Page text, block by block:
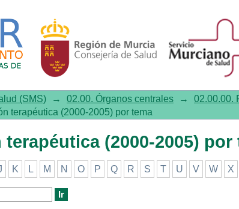
(2000-2005) por tema
(SMS) → 02.00. Órganos centrales → 02.00.00.
terapéutica (2000-2005) por tema
(2000-2005) por
K L M N O P Q R S T U V W X